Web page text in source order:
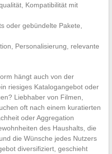
Kompatibilität mit
oder gebündelte Pakete,
Personalisierung, relevante
hängt auch von der
riesiges Katalogangebot oder
Liebhaber von Filmen,
oft nach einem kuratierten
oder Aggregation
des Haushalts, die
die Wünsche jedes Nutzers
diversifiziert, geschieht